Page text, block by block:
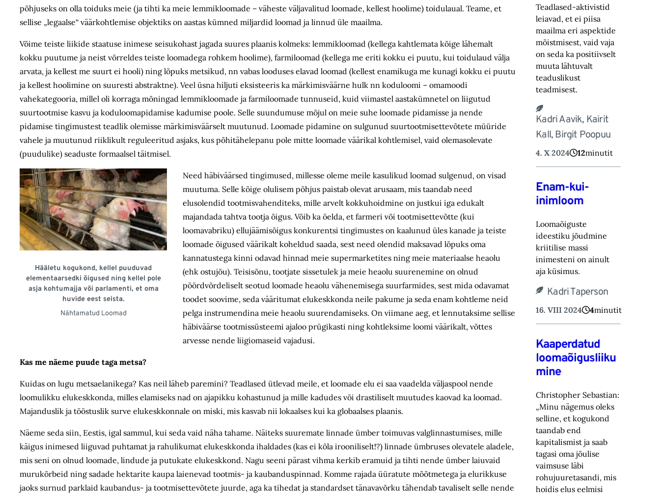
põhjuseks on olla toiduks meie (ja tihti ka meie lemmikloomade – väheste väljavalitud loomade, kellest hoolime) toidulaual. Teame, et
sellise „legaalse“ väärkohtlemise objektiks on aastas kümned miljardid loomad ja linnud üle maailma.
Võime teiste liikide staatuse inimese seisukohast jagada suures plaanis kolmeks: lemmikloomad (kellega kahtlemata kõige lähemalt
kokku puutume ja neist võrreldes teiste loomadega rohkem hoolime), farmiloomad (kellega me eriti kokku ei puutu, kui toidulaud välja
arvata, ja kellest me suurt ei hooli) ning lõpuks metsikud, nn vabas looduses elavad loomad (kellest enamikuga me kunagi kokku ei puutu
ja kellest hoolimine on suuresti abstraktne). Veel üsna hiljuti eksisteeris ka märkimisväärne hulk nn koduloomi – omamoodi
vahekategooria, millel oli korraga mõningad lemmikloomade ja farmiloomade tunnuseid, kuid viimastel aastakümnetel on liigutud
suurtootmise kasvu ja koduloomapidamise kadumise poole. Selle suundumuse mõjul on meie suhe loomade pidamisse ja nende
pidamise tingimustest teadlik olemisse märkimisväärselt muutunud. Loomade pidamine on sulgunud suurtootmisettevõtete müüride
vahele ja muutunud riiklikult reguleeritud asjaks, kus põhitähelepanu pole mitte loomade väärikal kohtlemisel, vaid olemasolevate
(puudulike) seaduste formaalsel täitmisel.
Hääletu kogukond, kellel puuduvad
elementaarsedki õigused ning kellel pole
asja kohtumajja või parlamenti, et oma
huvide eest seista.
Nähtamatud Loomad
Need häbiväärsed tingimused, millesse oleme meile kasulikud loomad sulgenud, on visad
muutuma. Selle kõige olulisem põhjus paistab olevat arusaam, mis taandab need
elusolendid tootmisvahenditeks, mille arvelt kokkuhoidmine on justkui iga edukalt
majandada tahtva tootja õigus. Võib ka öelda, et farmeri või tootmisettevõtte (kui
loomavabriku) ellujäämisõigus konkurentsi tingimustes on kaalunud üles kanade ja teiste
loomade õigused väärikalt koheldud saada, sest need olendid maksavad lõpuks oma
kannatustega kinni odavad hinnad meie supermarketites ning meie materiaalse heaolu
(ehk ostujõu). Teisisõnu, tootjate sissetulek ja meie heaolu suurenemine on olnud
pöördvõrdeliselt seotud loomade heaolu vähenemisega suurfarmides, sest mida odavamat
toodet soovime, seda vääritumat elukeskkonda neile pakume ja seda enam kohtleme neid
pelga instrumendina meie heaolu suurendamiseks. On viimane aeg, et lennutaksime sellise
häbiväärse tootmissüsteemi ajaloo prügikasti ning kohtleksime loomi väärikalt, võttes
arvesse nende liigiomaseid vajadusi.
Kas me näeme puude taga metsa?
Kuidas on lugu metsaelanikega? Kas neil läheb paremini? Teadlased ütlevad meile, et loomade elu ei saa vaadelda väljaspool nende
loomulikku elukeskkonda, milles elamiseks nad on ajapikku kohastunud ja mille kadudes või drastiliselt muutudes kaovad ka loomad.
Majanduslik ja tööstuslik surve elukeskkonnale on miski, mis kasvab nii lokaalses kui ka globaalses plaanis.
Näeme seda siin, Eestis, igal sammul, kui seda vaid näha tahame. Näiteks suuremate linnade ümber toimuvas valglinnastumises, mille
käigus inimesed liiguvad puhtamat ja rahulikumat elukeskkonda ihaldades (kas ei kõla irooniliselt!?) linnade ümbruses olevatele aladele,
mis seni on olnud loomade, lindude ja putukate elukeskkond. Nagu seeni pärast vihma kerkib eramuid ja tihti nende ümber laiuvaid
murukõrbeid ning sadade hektarite kaupa laienevad tootmis- ja kaubanduspinnad. Komme rajada üüratute mõõtmetega ja elurikkuse
jaoks surnud parklaid kaubandus- ja tootmisettevõtete juurde, aga ka tihedat ja standardset tänavavõrku tähendab tavaliselt selle nende
Teadlased-aktivistid
leiavad, et ei piisa
maailma eri aspektide
mõistmisest, vaid vaja
on seda ka positiivselt
muuta lähtuvalt
teaduslikust
teadmisest.
Kadri Aavik, Kairit
Kall, Birgit Poopuu
4. X 2024 12minutit
Enam-kui-
inimloom
Loomaõiguste
ideestiku jõudmine
kriitilise massi
inimesteni on ainult
aja küsimus.
Kadri Taperson
16. VIII 2024 4minutit
Kaaperdatud
loomaõigusliiku
mine
Christopher Sebastian:
„Minu nägemus oleks
selline, et kogukond
taandab end
kapitalismist ja saab
tagasi oma jõulise
vaimsuse läbi
rohujuuretasandi, mis
hoidis elus eelmisi